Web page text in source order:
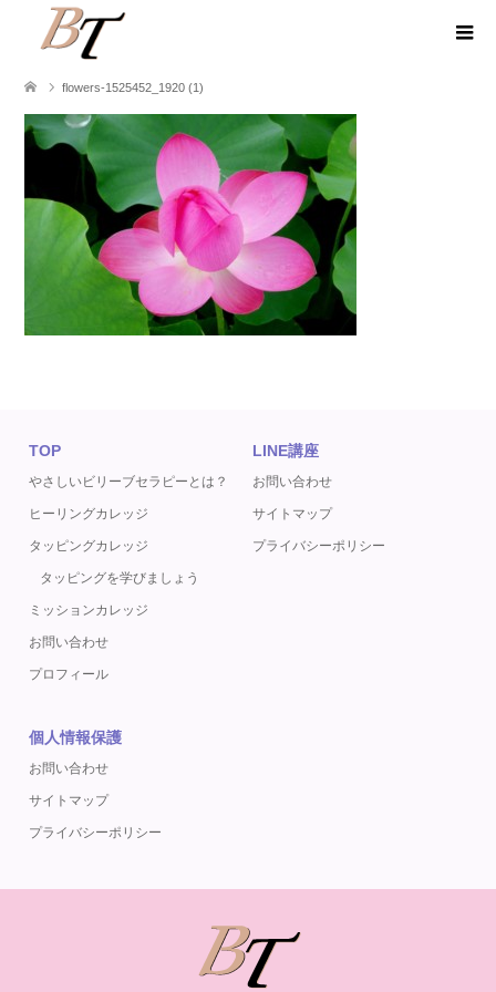
flowers-1525452_1920 (1)
TOP
やさしいビリーブセラピーとは？
ヒーリングカレッジ
タッピングカレッジ
タッピングを学びましょう
ミッションカレッジ
お問い合わせ
プロフィール
LINE講座
お問い合わせ
サイトマップ
プライバシーポリシー
個人情報保護
お問い合わせ
サイトマップ
プライバシーポリシー